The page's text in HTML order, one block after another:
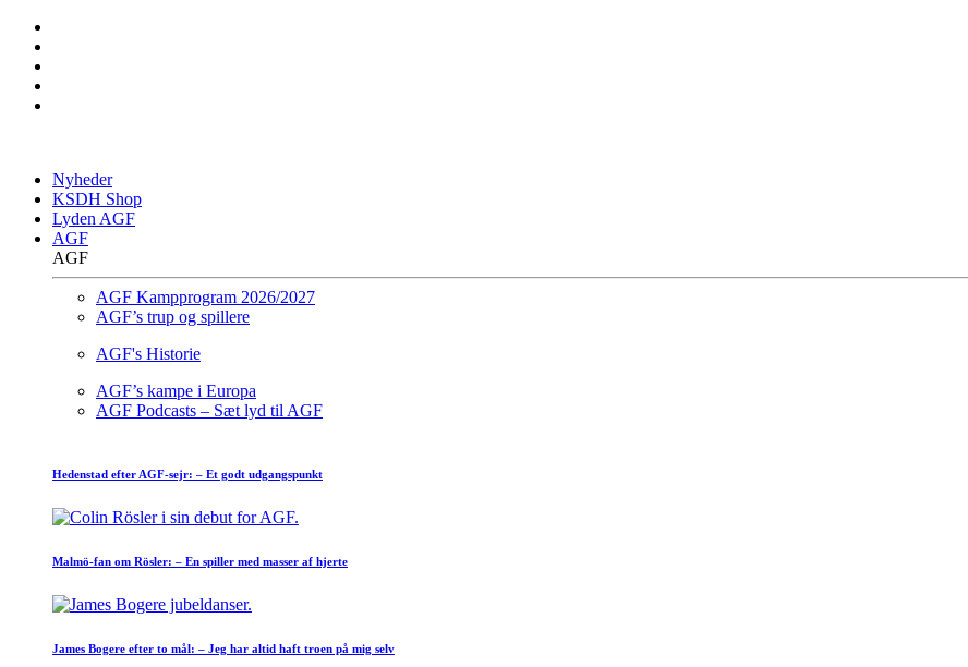
Nyheder
KSDH Shop
Lyden AGF
AGF
AGF
AGF Kampprogram 2026/2027
AGF’s trup og spillere
AGF's Historie
AGF’s kampe i Europa
AGF Podcasts – Sæt lyd til AGF
Hedenstad efter AGF-sejr: – Et godt udgangspunkt
Malmö-fan om Rösler: – En spiller med masser af hjerte
James Bogere efter to mål: – Jeg har altid haft troen på mig selv